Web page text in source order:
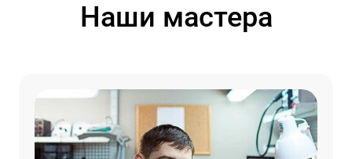
Наши мастера